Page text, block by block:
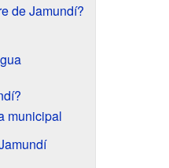
de Jamundí?
municipal